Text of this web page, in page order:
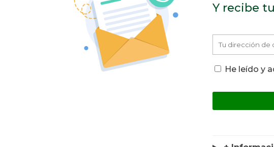
Y recibe
He leído y